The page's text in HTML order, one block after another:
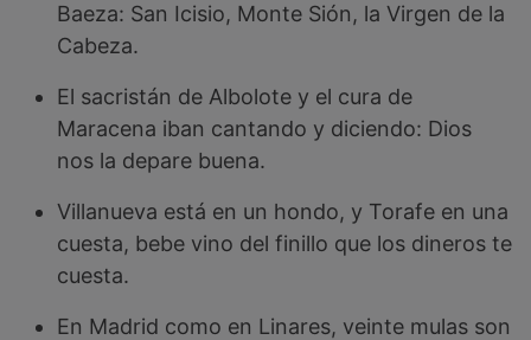
Baeza: San Icisio, Monte Sión, la Virgen de la
Cabeza.
El sacristán de Albolote y el cura de
Maracena iban cantando y diciendo: Dios
nos la depare buena.
Villanueva está en un hondo, y Torafe en una
cuesta, bebe vino del finillo que los dineros te
cuesta.
En Madrid como en Linares, veinte mulas son